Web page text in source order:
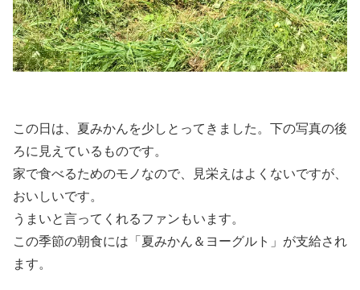
この日は、夏みかんを少しとってきました。下の写真の後
ろに見えているものです。
家で食べるためのモノなので、見栄えはよくないですが、
おいしいです。
うまいと言ってくれるファンもいます。
この季節の朝食には「夏みかん＆ヨーグルト」が支給され
ます。